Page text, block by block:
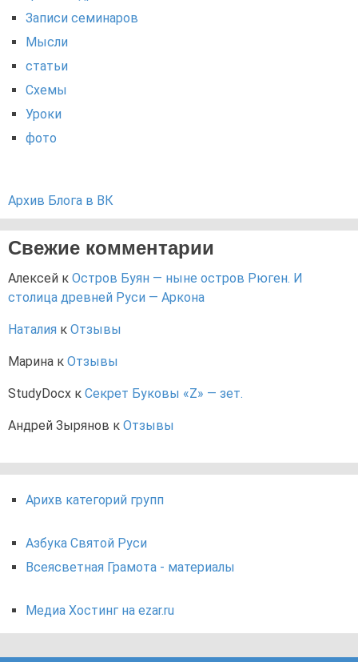
Записи семинаров
Мысли
статьи
Схемы
Уроки
фото
Архив Блога в ВК
Свежие комментарии
Алексей к Остров Буян — ныне остров Рюген. И
столица древней Руси — Аркона
Наталия к Отзывы
Марина к Отзывы
StudyDocx к Секрет Буковы «Z» — зет.
Андрей Зырянов к Отзывы
Арихв категорий групп
Азбука Святой Руси
Всеясветная Грамота - материалы
Медиа Хостинг на ezar.ru